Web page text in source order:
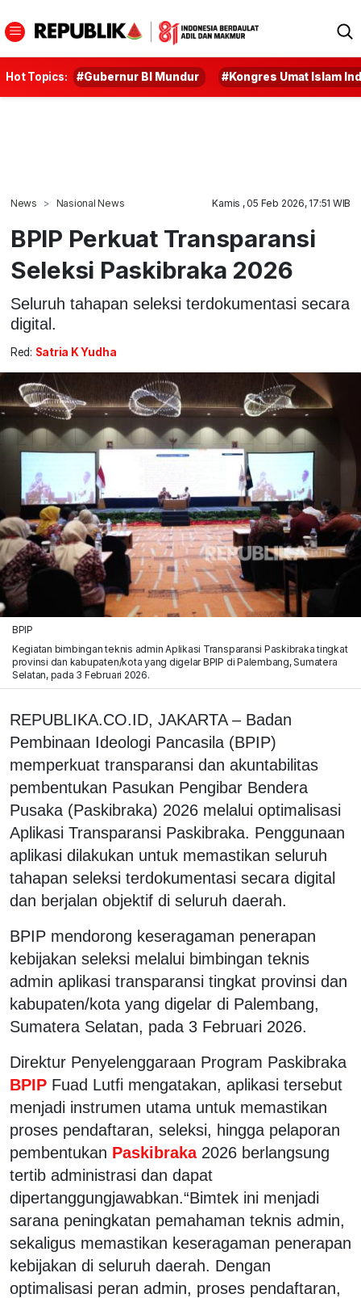
Hot Topics: #Gubernur BI Mundur #Kongres Umat Islam
News Nasional News Kamis , 05 Feb 2026, 17:51 WIB
BPIP Perkuat Transparansi
Seleksi Paskibraka 2026
Seluruh tahapan seleksi terdokumentasi secara
digital.
Red: Satria K Yudha
BPIP
Kegiatan bimbingan teknis admin Aplikasi Transparansi Paskibraka tingkat
provinsi dan kabupaten/kota yang digelar BPIP di Palembang, Sumatera
Selatan, pada 3 Februari 2026.
REPUBLIKA.CO.ID, JAKARTA – Badan
Pembinaan Ideologi Pancasila (BPIP)
memperkuat transparansi dan akuntabilitas
pembentukan Pasukan Pengibar Bendera
Pusaka (Paskibraka) 2026 melalui optimalisasi
Aplikasi Transparansi Paskibraka. Penggunaan
aplikasi dilakukan untuk memastikan seluruh
tahapan seleksi terdokumentasi secara digital
dan berjalan objektif di seluruh daerah.
BPIP mendorong keseragaman penerapan
kebijakan seleksi melalui bimbingan teknis
admin aplikasi transparansi tingkat provinsi dan
kabupaten/kota yang digelar di Palembang,
Sumatera Selatan, pada 3 Februari 2026.
Direktur Penyelenggaraan Program Paskibraka
BPIP Fuad Lutfi mengatakan, aplikasi tersebut
menjadi instrumen utama untuk memastikan
proses pendaftaran, seleksi, hingga pelaporan
pembentukan Paskibraka 2026 berlangsung
tertib administrasi dan dapat
dipertanggungjawabkan.“Bimtek ini menjadi
sarana peningkatan pemahaman teknis admin,
sekaligus memastikan keseragaman penerapan
kebijakan di seluruh daerah. Dengan
optimalisasi peran admin, proses pendaftaran,